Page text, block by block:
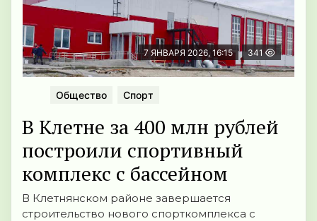
7 ЯНВАРЯ 2026, 16:15 341
Общество Спорт
В Клетне за 400 млн рублей
построили спортивный
комплекс с бассейном
В Клетнянском районе завершается
строительство нового спорткомплекса с